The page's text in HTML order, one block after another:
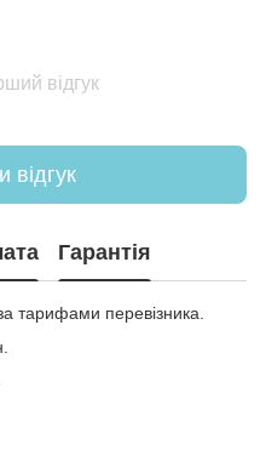
відгук
відгук
Гарантія
тарифами перевізника.